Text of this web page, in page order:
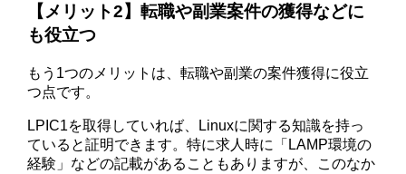
【メリット2】転職や副業案件の獲得などに
も役立つ
もう1つのメリットは、転職や副業の案件獲得に役立
つ点です。
LPIC1を取得していれば、Linuxに関する知識を持っ
ていると証明できます。特に求人時に「LAMP環境の
経験」などの記載があることもありますが、このなか